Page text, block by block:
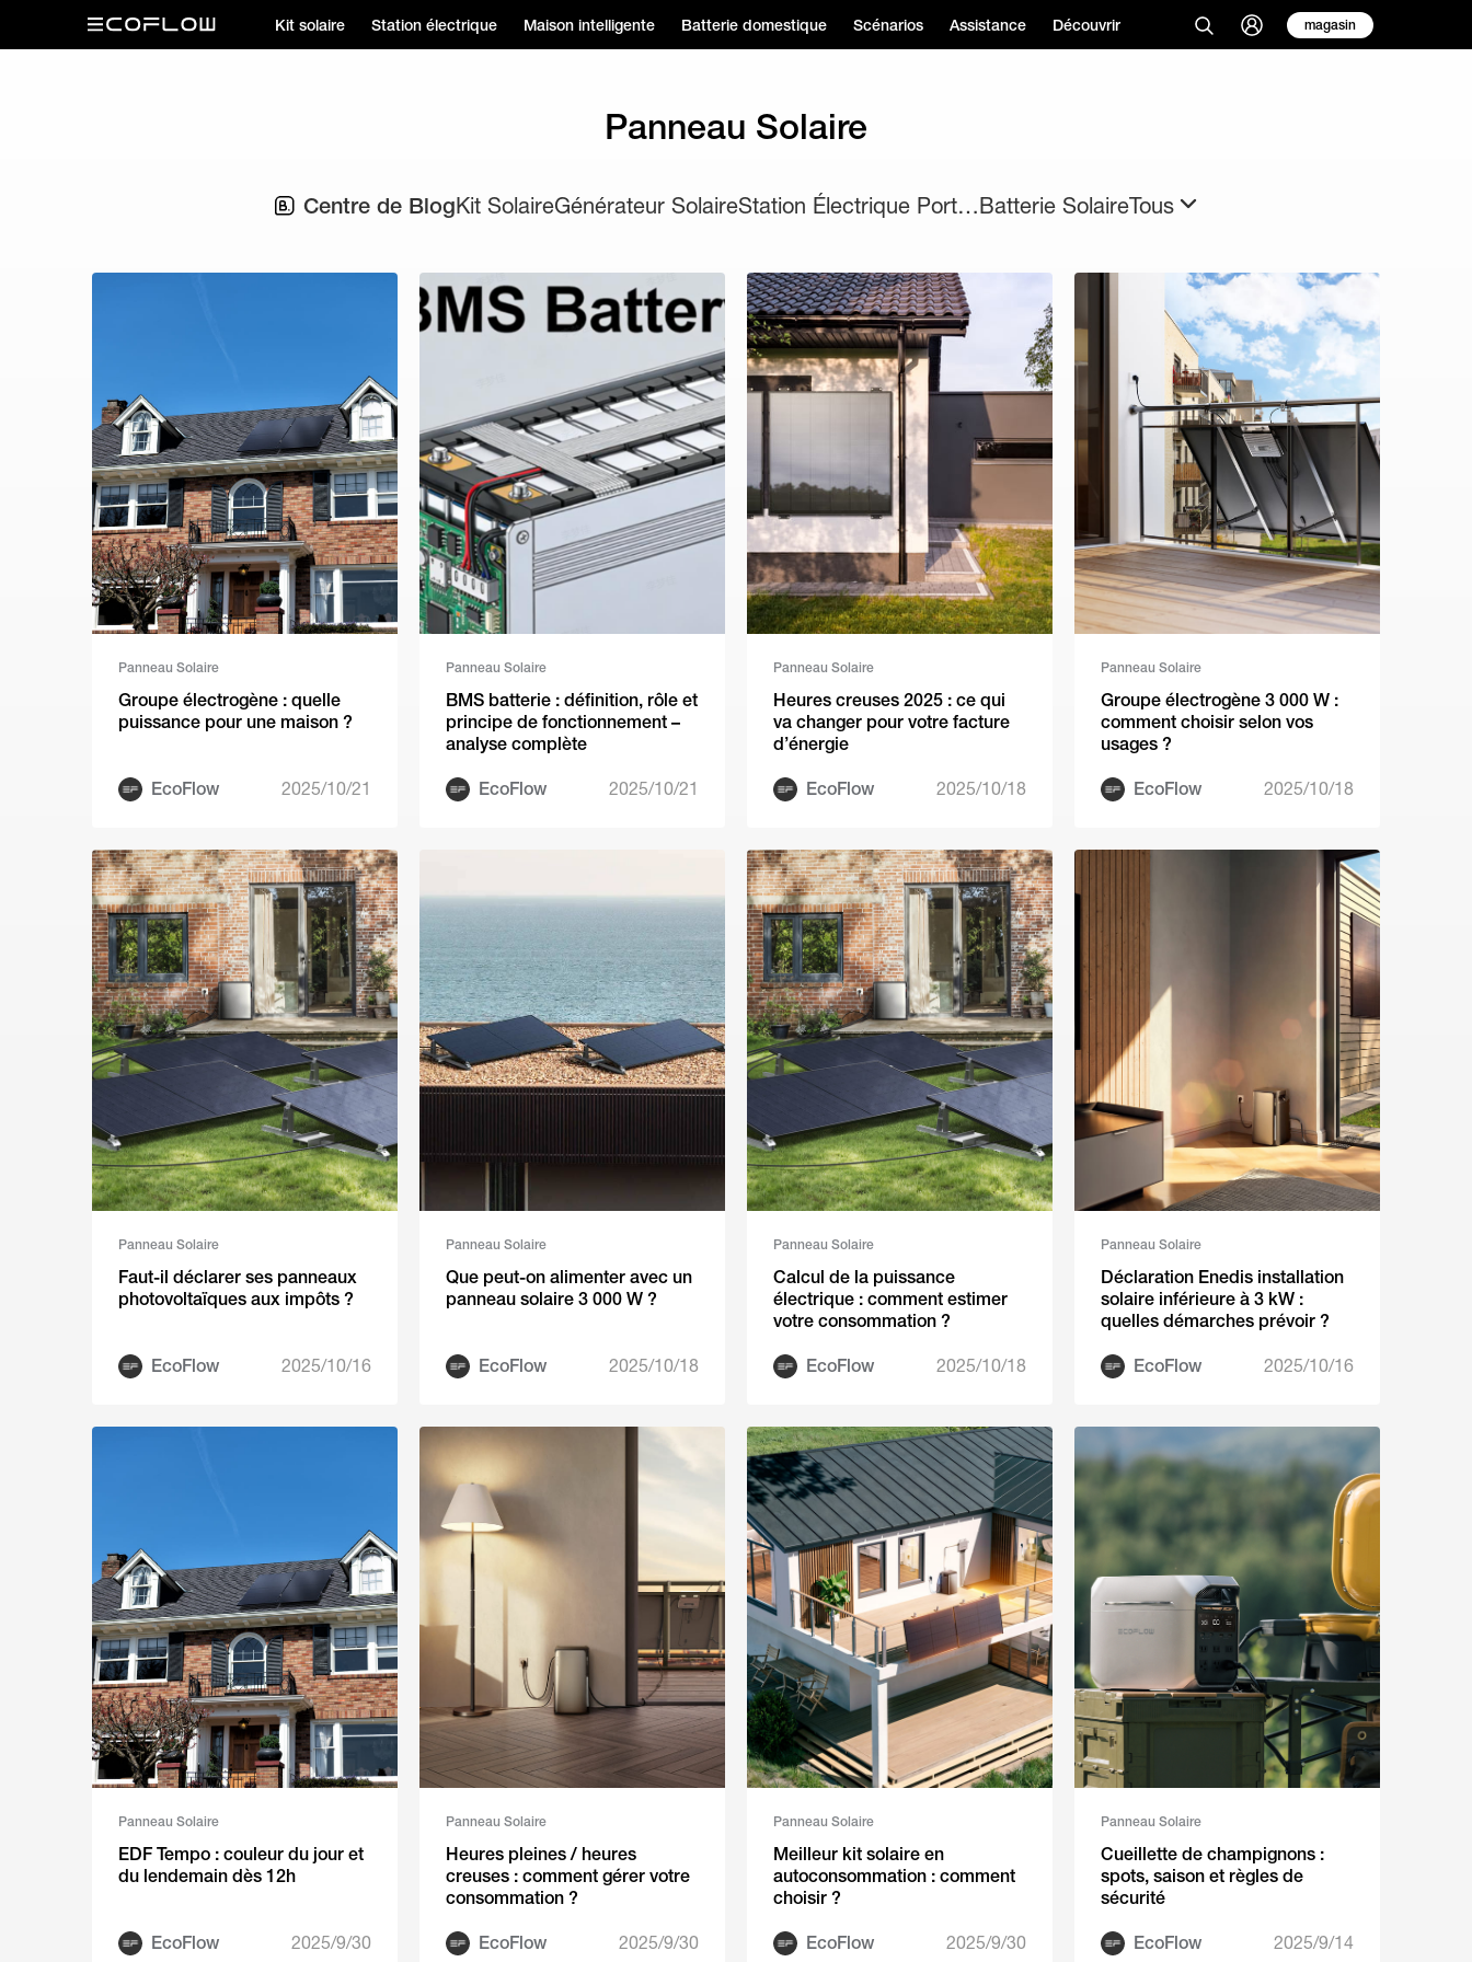
Kit solaire Station électrique Maison intelligente Batterie domestique Scénarios Assistance Découvrir magasin
Panneau Solaire
Centre de BlogKit SolaireGénérateur Solaire Station Électrique PortableBatterie SolaireTous
Panneau Solaire
Groupe électrogène : quelle
puissance pour une maison ?
EcoFlow 2025/10/21
Panneau Solaire
BMS batterie : définition, rôle et
principe de fonctionnement –
analyse complète
EcoFlow 2025/10/21
Panneau Solaire
Heures creuses 2025 : ce qui
va changer pour votre facture
d’énergie
EcoFlow 2025/10/18
Panneau Solaire
Groupe électrogène 3 000 W :
comment choisir selon vos
usages ?
EcoFlow 2025/10/18
Panneau Solaire
Faut-il déclarer ses panneaux
photovoltaïques aux impôts ?
EcoFlow 2025/10/16
Panneau Solaire
Que peut-on alimenter avec un
panneau solaire 3 000 W ?
EcoFlow 2025/10/18
Panneau Solaire
Calcul de la puissance
électrique : comment estimer
votre consommation ?
EcoFlow 2025/10/18
Panneau Solaire
Déclaration Enedis installation
solaire inférieure à 3 kW :
quelles démarches prévoir ?
EcoFlow 2025/10/16
Panneau Solaire
EDF Tempo : couleur du jour et
du lendemain dès 12h
EcoFlow 2025/9/30
Panneau Solaire
Heures pleines / heures
creuses : comment gérer votre
consommation ?
EcoFlow 2025/9/30
Panneau Solaire
Meilleur kit solaire en
autoconsommation : comment
choisir ?
EcoFlow 2025/9/30
Panneau Solaire
Cueillette de champignons :
spots, saison et règles de
sécurité
EcoFlow 2025/9/14